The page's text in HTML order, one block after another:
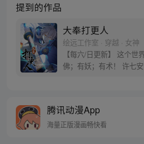
提到的作品
大奉打更人
绘远工作室 · 穿越 · 女神
【每六/日更新】 这个世
佛；有妖；有术！ 许七
者卖报小郎君同名小说
799493374
腾讯动漫App
海量正版漫画畅快看